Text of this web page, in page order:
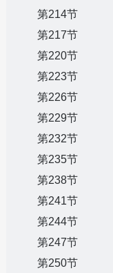
第214节
第217节
第220节
第223节
第226节
第229节
第232节
第235节
第238节
第241节
第244节
第247节
第250节